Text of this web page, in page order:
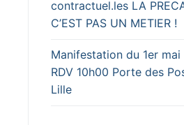
contractuel.les LA
C’EST PAS UN METIER !
Manifestation du 1er
RDV 10h00 Porte des
Lille